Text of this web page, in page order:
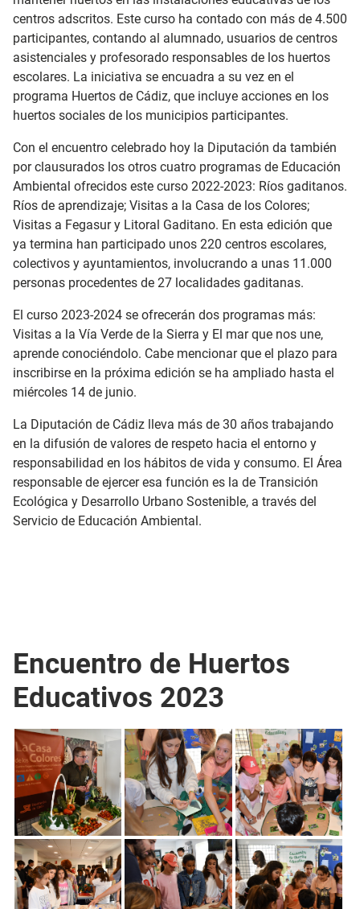
centros adscritos. Este curso ha contado con más de 4.500
participantes, contando al alumnado, usuarios de centros
asistenciales y profesorado responsables de los huertos
escolares. La iniciativa se encuadra a su vez en el
programa Huertos de Cádiz, que incluye acciones en los
huertos sociales de los municipios participantes.
Con el encuentro celebrado hoy la Diputación da también
por clausurados los otros cuatro programas de Educación
Ambiental ofrecidos este curso 2022-2023: Ríos gaditanos.
Ríos de aprendizaje; Visitas a la Casa de los Colores;
Visitas a Fegasur y Litoral Gaditano. En esta edición que
ya termina han participado unos 220 centros escolares,
colectivos y ayuntamientos, involucrando a unas 11.000
personas procedentes de 27 localidades gaditanas.
El curso 2023-2024 se ofrecerán dos programas más:
Visitas a la Vía Verde de la Sierra y El mar que nos une,
aprende conociéndolo. Cabe mencionar que el plazo para
inscribirse en la próxima edición se ha ampliado hasta el
miércoles 14 de junio.
La Diputación de Cádiz lleva más de 30 años trabajando
en la difusión de valores de respeto hacia el entorno y
responsabilidad en los hábitos de vida y consumo. El Área
responsable de ejercer esa función es la de Transición
Ecológica y Desarrollo Urbano Sostenible, a través del
Servicio de Educación Ambiental.
Encuentro de Huertos
Educativos 2023